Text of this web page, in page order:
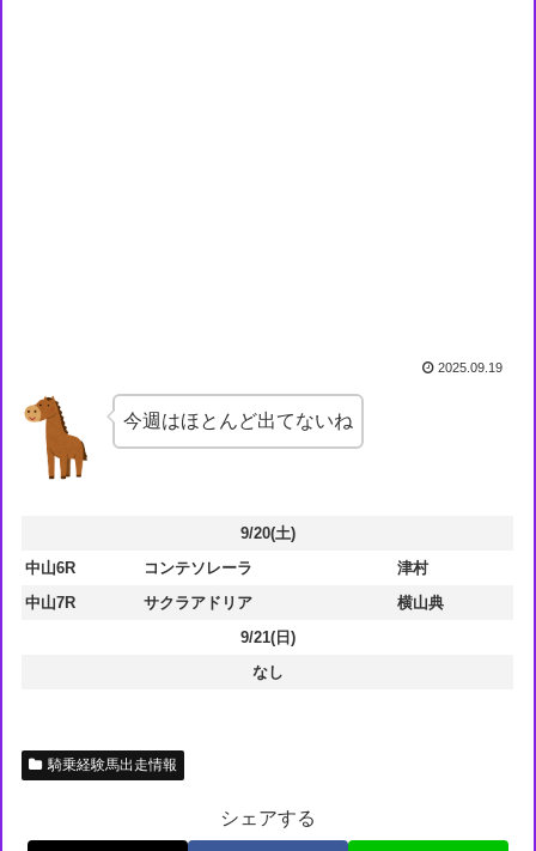
2025.09.19
今週はほとんど出てないね
9/20(土)
中山6R
コンテソレーラ
津村
中山7R
サクラアドリア
横山典
9/21(日)
なし
騎乗経験馬出走情報
シェアする